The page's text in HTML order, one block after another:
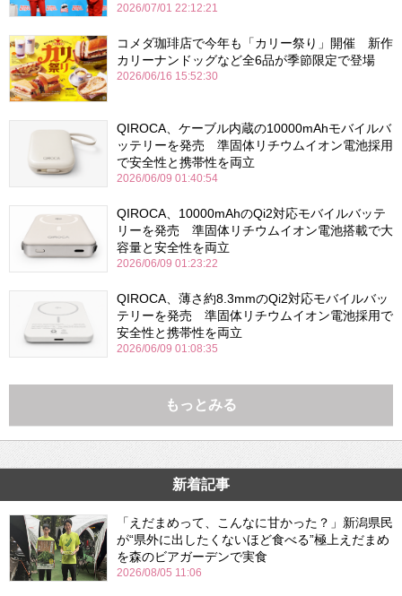
2026/07/01 22:12:21
コメダ珈琲店で今年も「カリー祭り」開催 新作
カリーナンドッグなど全6品が季節限定で登場
2026/06/16 15:52:30
QIROCA、ケーブル内蔵の10000mAhモバイルバ
ッテリーを発売 準固体リチウムイオン電池採用
で安全性と携帯性を両立
2026/06/09 01:40:54
QIROCA、10000mAhのQi2対応モバイルバッテ
リーを発売 準固体リチウムイオン電池搭載で大
容量と安全性を両立
2026/06/09 01:23:22
QIROCA、薄さ約8.3mmのQi2対応モバイルバッ
テリーを発売 準固体リチウムイオン電池採用で
安全性と携帯性を両立
2026/06/09 01:08:35
もっとみる
新着記事
「えだまめって、こんなに甘かった？」新潟県民
が“県外に出したくないほど食べる”極上えだまめ
を森のビアガーデンで実食
2026/08/05 11:06